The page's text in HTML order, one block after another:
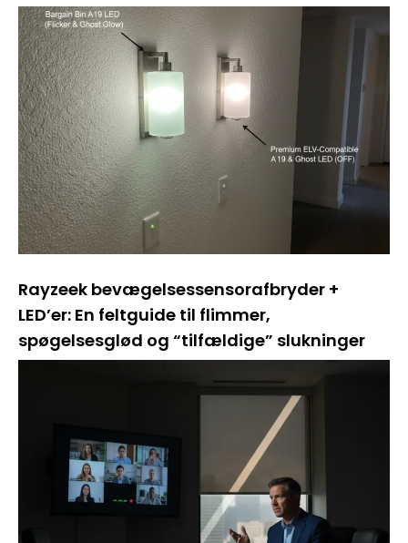
Rayzeek bevægelsessensorafbryder +
LED’er: En feltguide til flimmer,
spøgelsesglød og “tilfældige” slukninger